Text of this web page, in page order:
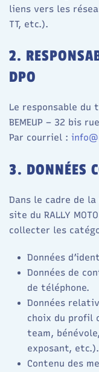
liens vers les
TT, etc.).​
2.
DPO
Le responsable
BEMEUP – 32 bis
Par courriel :
3. DONNÉES
Dans le cadre de
site du RALLY
collecter les
Données
Données de
de téléphone.
Données
choix du profil
team,
exposant, etc.).
Contenu des